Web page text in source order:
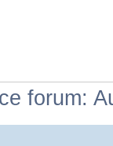
forum: